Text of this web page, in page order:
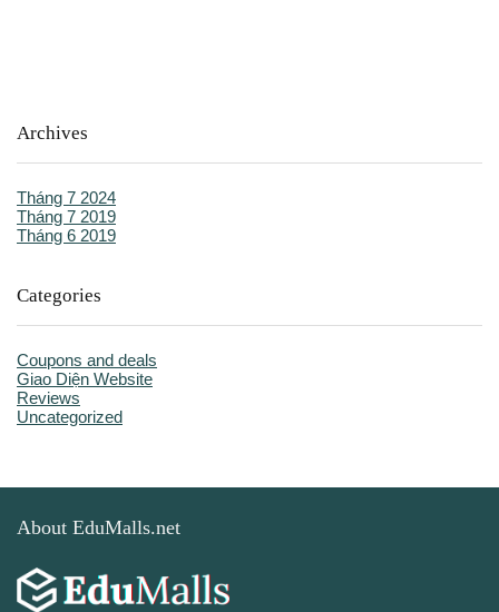
Archives
Tháng 7 2024
Tháng 7 2019
Tháng 6 2019
Categories
Coupons and deals
Giao Diện Website
Reviews
Uncategorized
About EduMalls.net